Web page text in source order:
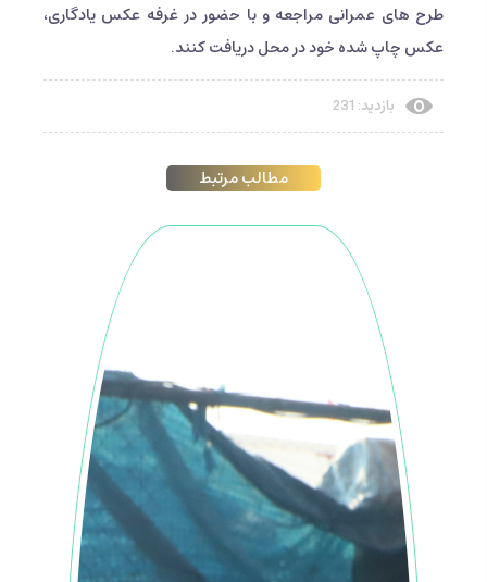
طرح های عمرانی مراجعه و با حضور در غرفه عکس یادگاری،
عکس چاپ شده خود در محل دریافت کنند.
بازدید: 231
مطالب مرتبط